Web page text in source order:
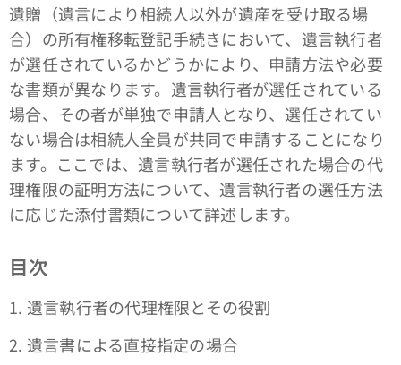
遺贈（遺言により相続人以外が遺産を受け取る場
合）の所有権移転登記手続きにおいて、遺言執行者
が選任されているかどうかにより、申請方法や必要
な書類が異なります。遺言執行者が選任されている
場合、その者が単独で申請人となり、選任されてい
ない場合は相続人全員が共同で申請することになり
ます。ここでは、遺言執行者が選任された場合の代
理権限の証明方法について、遺言執行者の選任方法
に応じた添付書類について詳述します。
目次
1. 遺言執行者の代理権限とその役割
2. 遺言書による直接指定の場合